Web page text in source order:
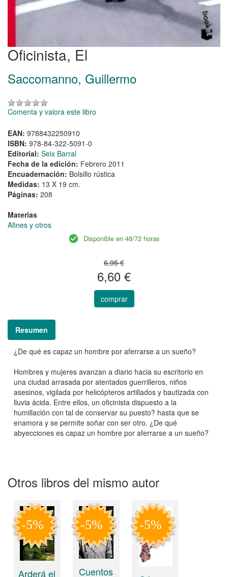
Oficinista, El
Saccomanno, Guillermo
Comenta y valora este libro
EAN: 9788432250910
ISBN: 978-84-322-5091-0
Editorial: Seix Barral
Fecha de la edición: Febrero 2011
Encuadernación: Bolsillo rústica
Medidas: 13 X 19 cm.
Páginas: 208
Materias
Afines y otros
Disponible en 48/72 horas
6,95 €
6,60 €
comprar
Resumen
¿De qué es capaz un hombre por aferrarse a un sueño?
Hombres y mujeres avanzan a diario hacia su escritorio en
una ciudad arrasada por atentados guerrilleros, niños
asesinos, vigilada por helicópteros artillados y bautizada con
lluvia ácida. Entre ellos, un oficinista dispuesto a la
humillación con tal de conservar su puesto? hasta que se
enamora y se permite soñar con ser otro. ¿De qué
abyecciones es capaz un hombre por aferrarse a un sueño?
Otros libros del mismo autor
Arderá el Cuentos